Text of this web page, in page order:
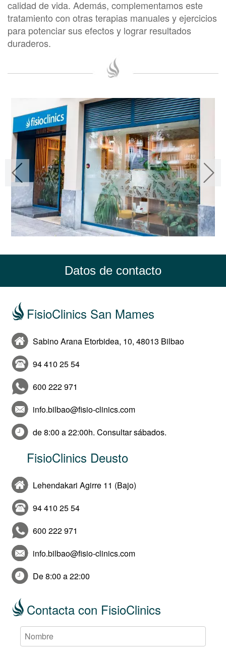
calidad de vida. Además, complementamos este
tratamiento con otras terapias manuales y ejercicios
para potenciar sus efectos y lograr resultados
duraderos.
Datos de contacto
FisioClinics San Mames
Sabino Arana Etorbidea, 10, 48013 Bilbao
94 410 25 54
600 222 971
info.bilbao@fisio-clinics.com
de 8:00 a 22:00h. Consultar sábados.
FisioClinics Deusto
Lehendakari Agirre 11 (Bajo)
94 410 25 54
600 222 971
info.bilbao@fisio-clinics.com
De 8:00 a 22:00
Contacta con FisioClinics